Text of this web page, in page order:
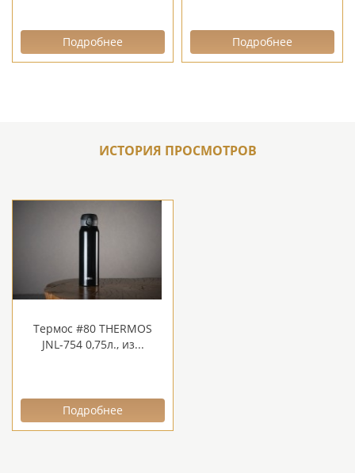
Подробнее Подробнее
ИСТОРИЯ ПРОСМОТРОВ
Термос #80 THERMOS
JNL-754 0,75л., из...
Подробнее